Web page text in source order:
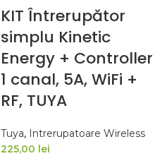
KIT Întrerupător
simplu Kinetic
Energy + Controller
1 canal, 5A, WiFi +
RF, TUYA
Tuya, Intrerupatoare Wireless
225,00 lei